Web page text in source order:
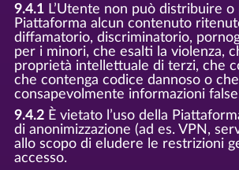
9.4.1L’Utente non può distribuire o
Piattaforma alcun contenuto
diffamatorio, discriminatorio,
per i minori, che esalti la violenza,
proprietà intellettuale di terzi, che
che contenga codice dannoso o
consapevolmente informazioni
9.4.2È vietato l’uso della
di anonimizzazione (ad es. VPN,
allo scopo di eludere le restrizioni
accesso.